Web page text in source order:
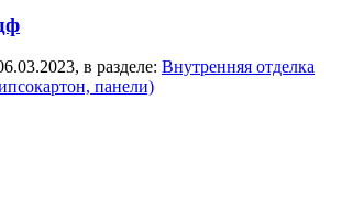
, в разделе: Внутренняя отделка
панели)